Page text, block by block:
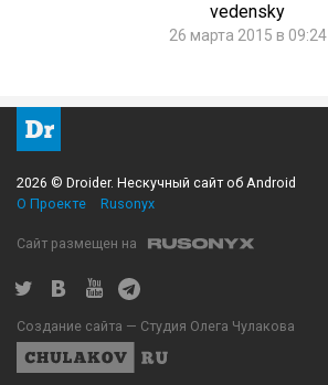
vedensky
26 марта 2015 в 09:24
2026 © Droider. Нескучный сайт об Android
О Проекте
Rusonyx
Сайт размещен на
Создание сайта — Студия Олега Чулакова